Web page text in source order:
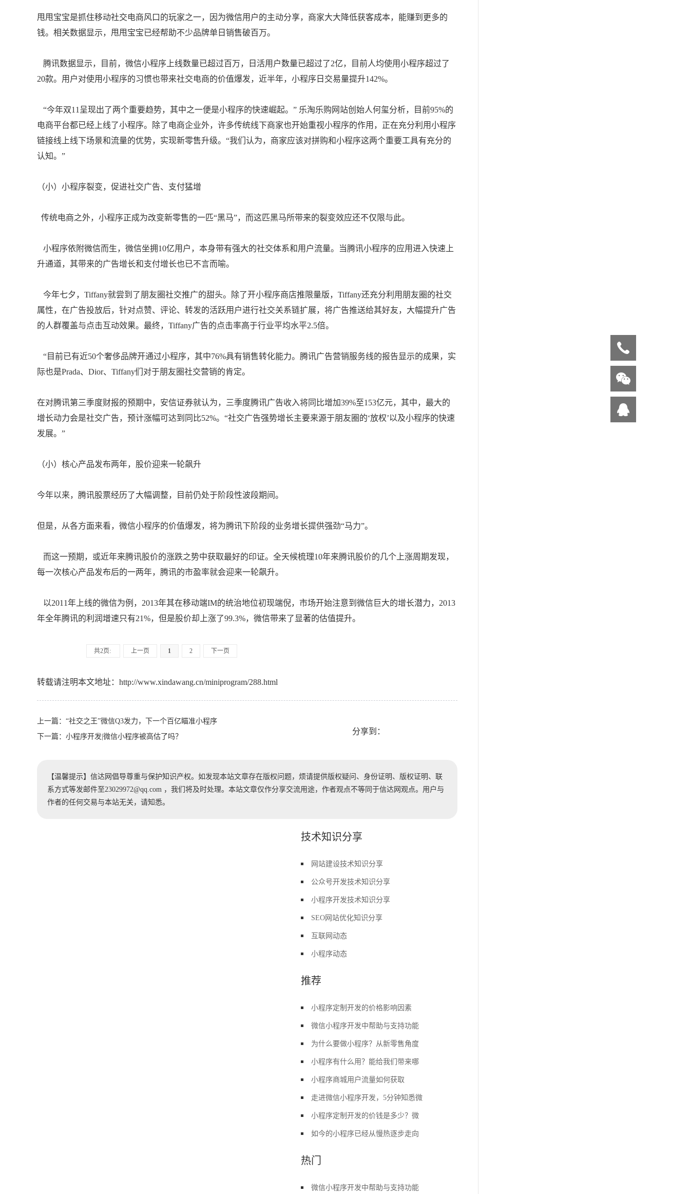
甩甩宝宝是抓住移动社交电商风口的玩家之一，因为微信用户的主动分享，商家大大降低获客成本，能赚到更多的
钱。相关数据显示，甩甩宝宝已经帮助不少品牌单日销售破百万。
腾讯数据显示，目前，微信小程序上线数量已超过百万，日活用户数量已超过了2亿，目前人均使用小程序超过了
20款。用户对使用小程序的习惯也带来社交电商的价值爆发，近半年，小程序日交易量提升142%。
“今年双11呈现出了两个重要趋势，其中之一便是小程序的快速崛起。” 乐淘乐购网站创始人何玺分析，目前95%的
电商平台都已经上线了小程序。除了电商企业外，许多传统线下商家也开始重视小程序的作用，正在充分利用小程序
链接线上线下场景和流量的优势，实现新零售升级。“我们认为，商家应该对拼购和小程序这两个重要工具有充分的
认知。”
（小）小程序裂变，促进社交广告、支付猛增
传统电商之外，小程序正成为改变新零售的一匹“黑马”，而这匹黑马所带来的裂变效应还不仅限与此。
小程序依附微信而生，微信坐拥10亿用户，本身带有强大的社交体系和用户流量。当腾讯小程序的应用进入快速上
升通道，其带来的广告增长和支付增长也已不言而喻。
今年七夕，Tiffany就尝到了朋友圈社交推广的甜头。除了开小程序商店推限量版，Tiffany还充分利用朋友圈的社交
属性，在广告投放后，针对点赞、评论、转发的活跃用户进行社交关系链扩展，将广告推送给其好友，大幅提升广告
的人群覆盖与点击互动效果。最终，Tiffany广告的点击率高于行业平均水平2.5倍。
“目前已有近50个奢侈品牌开通过小程序，其中76%具有销售转化能力。腾讯广告营销服务线的报告显示的成果，实
际也是Prada、Dior、Tiffany们对于朋友圈社交营销的肯定。
在对腾讯第三季度财报的预期中，安信证券就认为，三季度腾讯广告收入将同比增加39%至153亿元，其中，最大的
增长动力会是社交广告，预计涨幅可达到同比52%。“社交广告强势增长主要来源于朋友圈的‘放权’以及小程序的快速
发展。”
（小）核心产品发布两年，股价迎来一轮飙升
今年以来，腾讯股票经历了大幅调整，目前仍处于阶段性波段期间。
但是，从各方面来看，微信小程序的价值爆发，将为腾讯下阶段的业务增长提供强劲“马力”。
而这一预期，或近年来腾讯股价的涨跌之势中获取最好的印证。全天候梳理10年来腾讯股价的几个上涨周期发现，
每一次核心产品发布后的一两年，腾讯的市盈率就会迎来一轮飙升。
以2011年上线的微信为例，2013年其在移动端IM的统治地位初现端倪，市场开始注意到微信巨大的增长潜力，2013
年全年腾讯的利润增速只有21%，但是股价却上涨了99.3%，微信带来了显著的估值提升。
共2页: 上一页 1 2 下一页
转载请注明本文地址： http://www.xindawang.cn/miniprogram/288.html
上一篇： “社交之王”微信Q3发力，下一个百亿瞄准小程序
下一篇： 小程序开发|微信小程序被高估了吗？
分享到：
【温馨提示】信达网倡导尊重与保护知识产权。如发现本站文章存在版权问题，烦请提供版权疑问、身份证明、版权证明、联
系方式等发邮件至23029972@qq.com ，我们将及时处理。本站文章仅作分享交流用途，作者观点不等同于信达网观点。用户与
作者的任何交易与本站无关，请知悉。
技术知识分享
网站建设技术知识分享
公众号开发技术知识分享
小程序开发技术知识分享
SEO网站优化知识分享
互联网动态
小程序动态
推荐
小程序定制开发的价格影响因素
微信小程序开发中帮助与支持功能
为什么要做小程序？从新零售角度
小程序有什么用？能给我们带来哪
小程序商城用户流量如何获取
走进微信小程序开发，5分钟知悉微
小程序定制开发的价钱是多少？微
如今的小程序已经从慢热逐步走向
热门
微信小程序开发中帮助与支持功能